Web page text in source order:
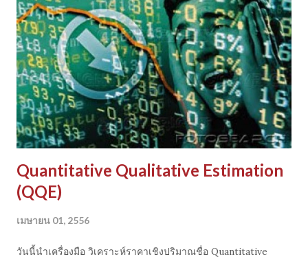
Quantitative Qualitative Estimation
(QQE)
เมษายน 01, 2556
วันนี้นำเครื่องมือ วิเคราะห์ราคาเชิงปริมาณชื่อ Quantitative